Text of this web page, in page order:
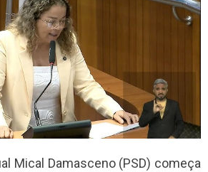
Mical Damasceno (PSD) começa